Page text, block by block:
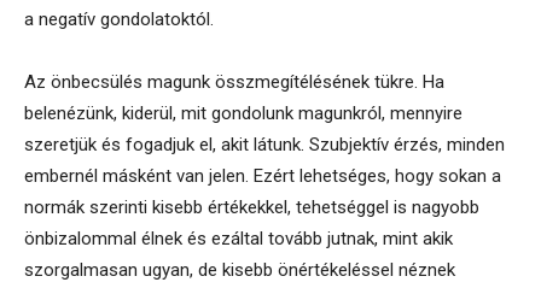
a negatív gondolatoktól.
Az önbecsülés magunk összmegítélésének tükre. Ha
belenézünk, kiderül, mit gondolunk magunkról, mennyire
szeretjük és fogadjuk el, akit látunk. Szubjektív érzés, minden
embernél másként van jelen. Ezért lehetséges, hogy sokan a
normák szerinti kisebb értékekkel, tehetséggel is nagyobb
önbizalommal élnek és ezáltal tovább jutnak, mint akik
szorgalmasan ugyan, de kisebb önértékeléssel néznek